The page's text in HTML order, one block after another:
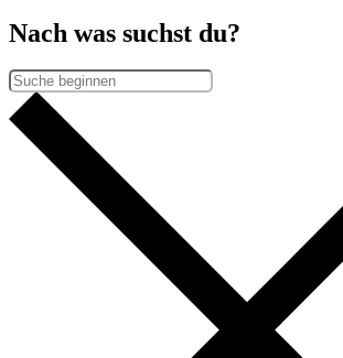
Nach was suchst du?